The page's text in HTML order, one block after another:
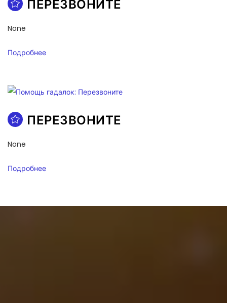
ПЕРЕЗВОНИТЕ
None
Подробнее
ПЕРЕЗВОНИТЕ
None
Подробнее